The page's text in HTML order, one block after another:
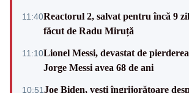
11:40Reactorul 2, salvat pentru încă 9
făcut de Radu Miruță
11:10Lionel Messi, devastat de
Jorge Messi avea 68 de ani
10:51Joe Biden, vești îngrijorătoare